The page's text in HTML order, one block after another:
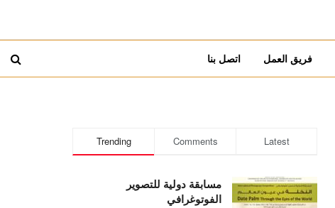
فريق العمل اتصل بنا
Trending Comments Latest
مسابقة دولية للتصوير
الفوتوغرافي